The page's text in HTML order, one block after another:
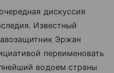
дискуссия
Известный
Эржан
переименовать
водоем страны